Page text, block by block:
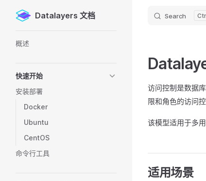
Skip to content
Datalayers 文档 Search
概述
快速开始
安装部署
Docker
Ubuntu
CentOS
命令行工具
访问控制是数据
限和角色的访问
该模型适用于多
适用场景